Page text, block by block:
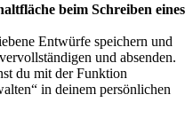
beim Schreiben eines
Entwürfe speichern und
und absenden.
du mit der Funktion
in deinem persönlichen